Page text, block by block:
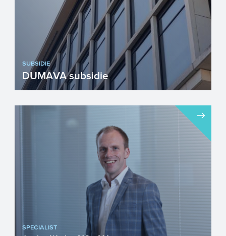
SUBSIDIE
DUMAVA subsidie
duurzaam maatschappelijk vastgoed) is
een subsidieregeling voor ei...
SPECIALIST